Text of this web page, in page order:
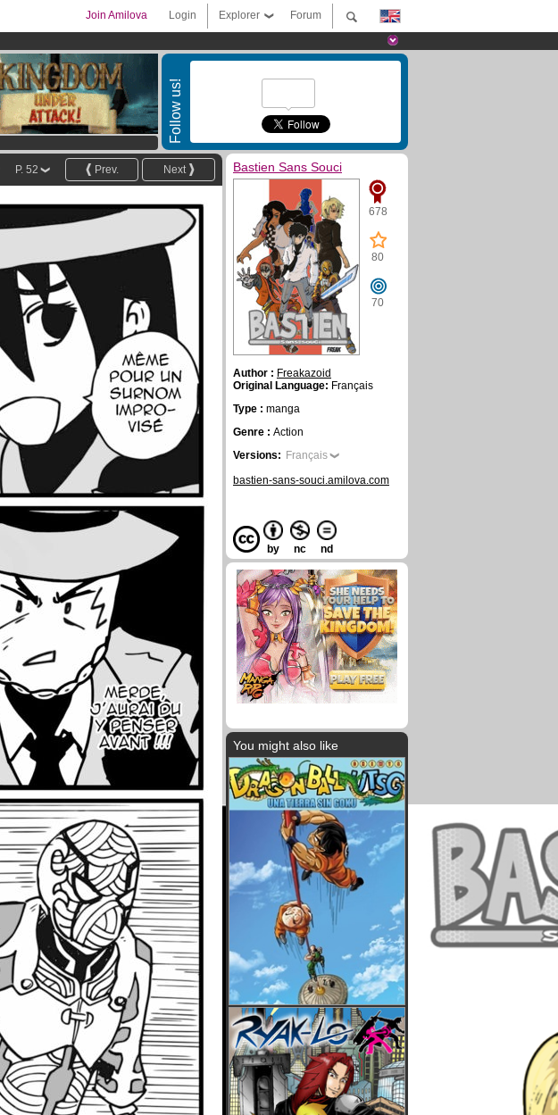
Forum
Explorer
Login
Join Amilova
Follow us!
Next
Prev.
P. 52 Bastien Sans Souci
678
80
70
Author : Freakazoid
Original Language: Français
Type : manga
Genre : Action
Versions: Français
bastien-sans-souci.amilova.com
by nc nd
You might also like